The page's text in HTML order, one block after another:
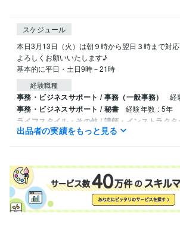
スケジュール
本日3月13日（火）は朝９時から翌日３時まで対
よろしくお願いいたします♪
基本的に平日・土日9時－21時
経験職種
事務・ビジネスサポート / 事務（一般事務） 経
事務・ビジネスサポート / 秘書 経験年数 : 5年
ライフスタイル・その他 / 講師・インストラクタ
ライフスタイル・その他 / カウンセラー・コーチ
Happy Body コンシェルジュ 2015年4月 ~ 現
資格・検定
全米ヨガアライアンスRYT200 取得年 : 2017年
認定ダイエットインストラクター 取得年 :
出品者の実績をもっと見る